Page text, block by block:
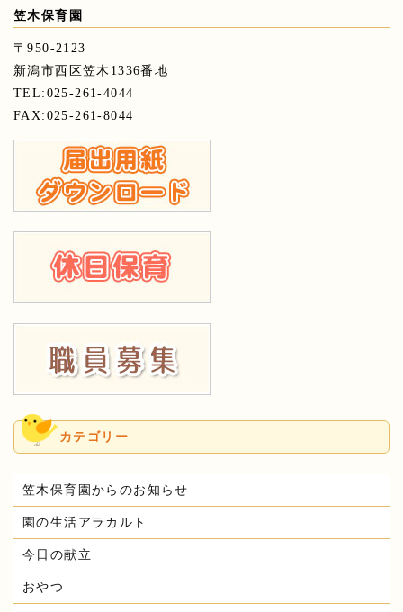
笠木保育園
〒950-2123
新潟市西区笠木1336番地
TEL:025-261-4044
FAX:025-261-8044
カテゴリー
笠木保育園からのお知らせ
園の生活アラカルト
今日の献立
おやつ